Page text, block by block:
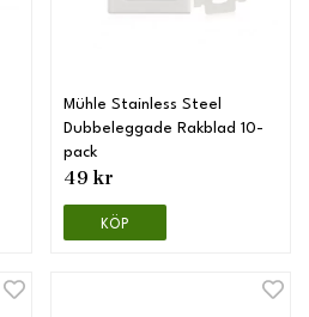
Mühle Stainless Steel
Dubbeleggade Rakblad 10-
pack
49 kr
KÖP